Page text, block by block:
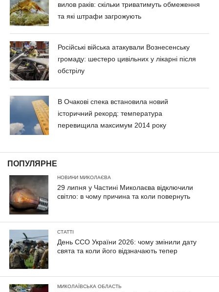
вилов раків: скільки триватимуть обмеження
та які штрафи загрожують
Російські війська атакували Вознесенську
громаду: шестеро цивільних у лікарні після
обстрілу
В Очакові спека встановила новий
історичний рекорд: температура
перевищила максимум 2014 року
ПОПУЛЯРНЕ
НОВИНИ МИКОЛАЄВА
29 липня у Частині Миколаєва відключили
світло: в чому причина та коли повернуть
СТАТТІ
День ССО України 2026: чому змінили дату
свята та коли його відзначають тепер
МИКОЛАЇВСЬКА ОБЛАСТЬ